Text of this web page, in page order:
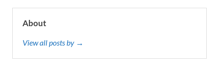
About
View all posts by →